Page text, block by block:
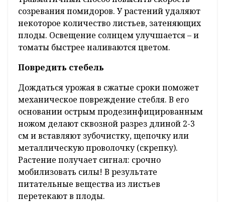
созревания помидоров. У растений удаляют
некоторое количество листьев, затеняющих
плоды. Освещение солнцем улучшается – и
томаты быстрее наливаются цветом.
Повредить стебель
Дождаться урожая в сжатые сроки поможет
механическое повреждение стебля. В его
основании острым продезинфицированным
ножом делают сквозной разрез длиной 2-3
см и вставляют зубочистку, щепочку или
металлическую проволочку (скрепку).
Растение получает сигнал: срочно
мобилизовать силы! В результате
питательные вещества из листьев
перетекают в плоды.